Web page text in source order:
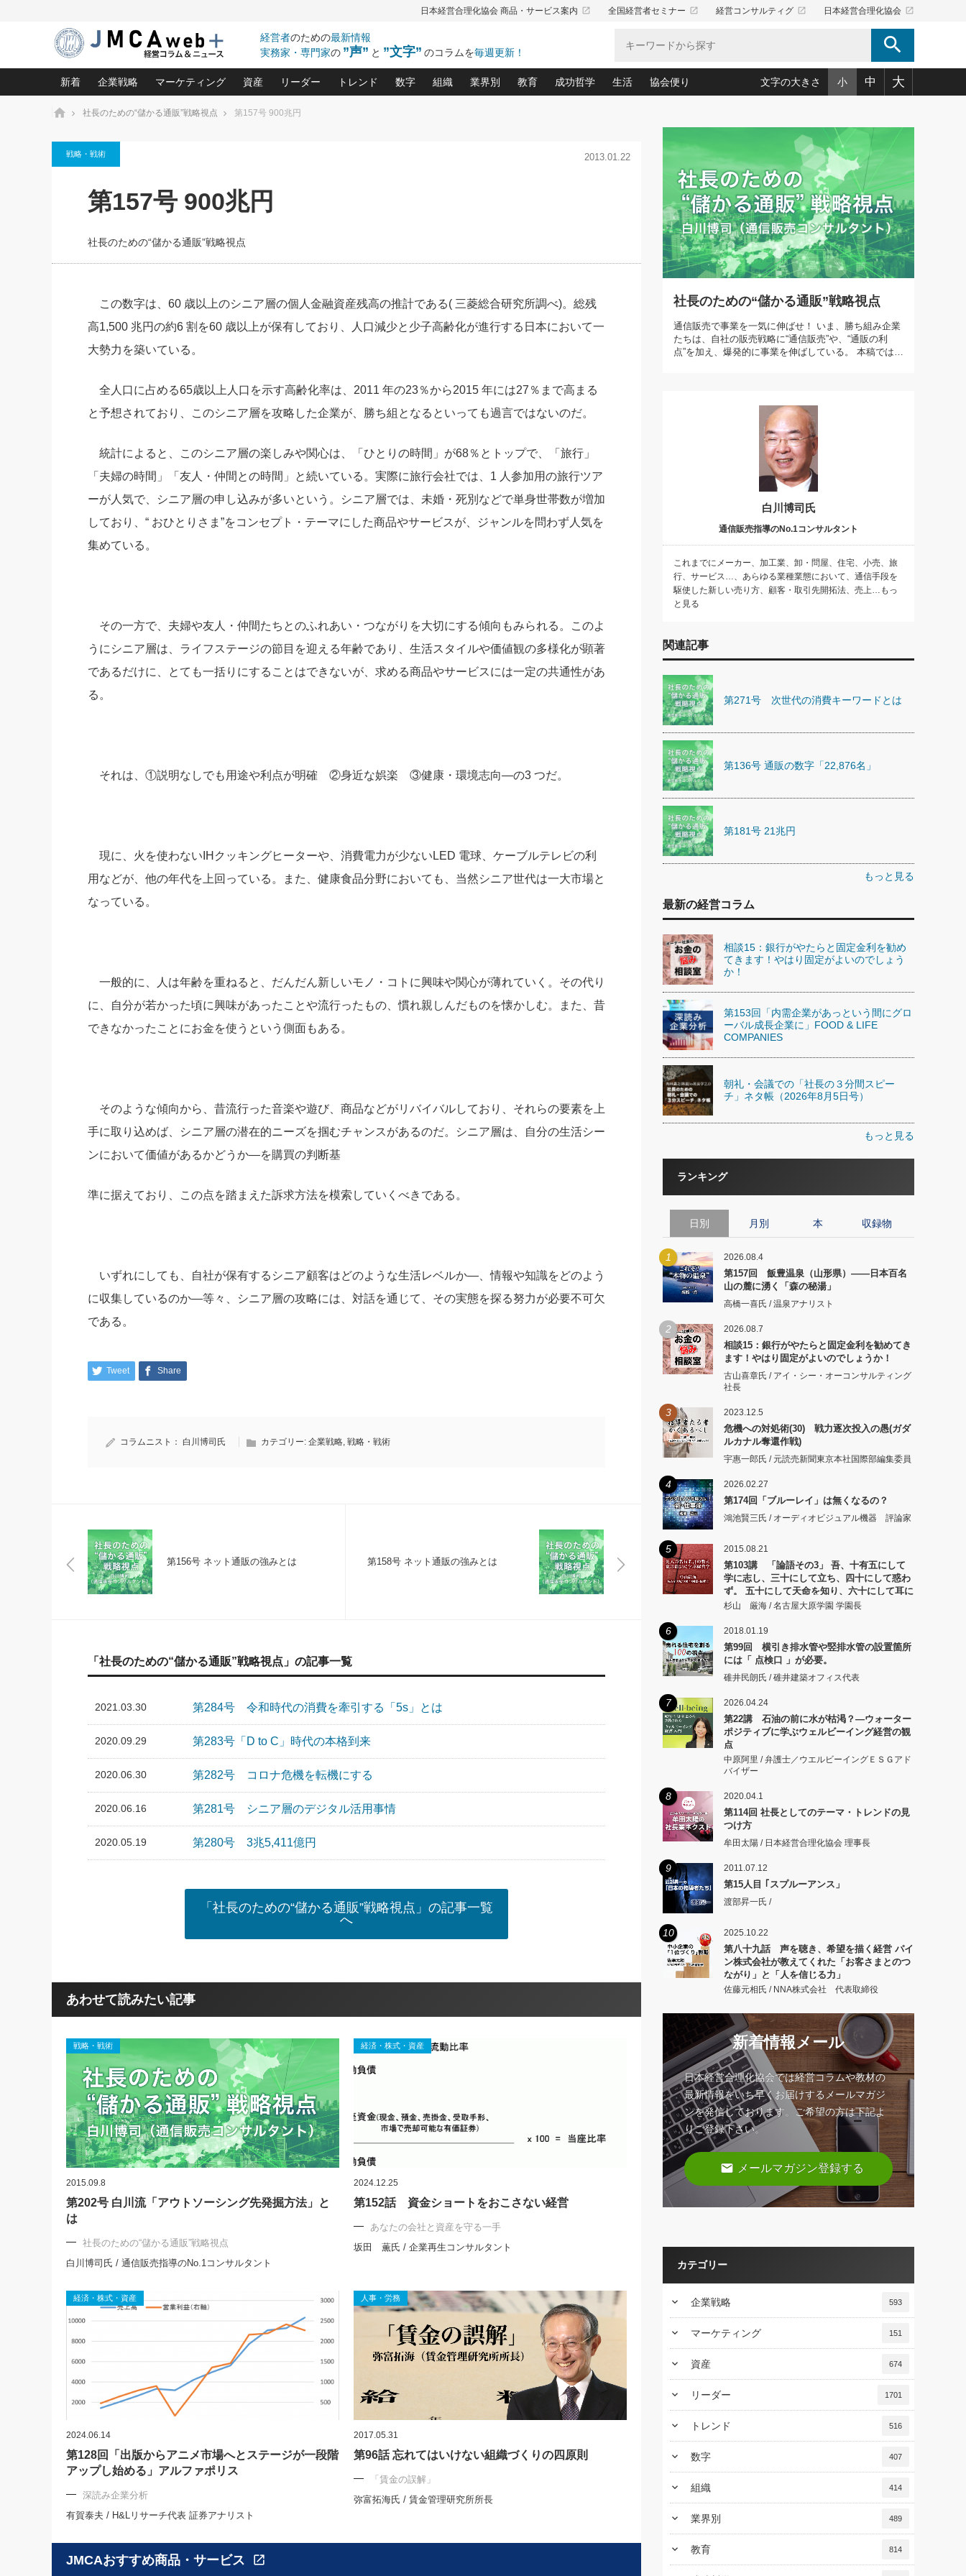
日本経営合理化協会 商品・サービス案内 launch 全国経営者セミナー launch 経営コンサルティグ launch 日本経営合理化協会 launch
経営者のための最新情報
実務家・専門家の ”声” と ”文字” のコラムを毎週更新！ search
新着
がよいのでしょうか！
2026.08.7
FOOD & LIFE COMPANIES
日号）
2026.08.5
第86回 「言葉狩り」
もっとみる
企業戦略
中小企業の「１位づくり」戦略(96)
利益を最大化する「業務改善」横田尚哉氏(5)
強い会社を築く ビジネス・クリニック(240)
日本レーザー「人を大切にしながら利益を上げる経営」の極意
武器としてのM&A入門(3)
継続経営 百話百行(85)
野田久美子 香港ビジネス成功法(10)
マーケティング
ロングセラーの玉手箱(9)
は(5)
最高の自分を表現する 成功イメージ戦略(77)
資産
中国経済の最新動向(204)
事業承継の前に、決めておきたい、知っておきたい、やってお
リーダー
次もあなたにお願いしたいと思われる「一流の仕事術」(28)
社長の口ぐせ経営哲学(100)
トレンド 数字
賢い社長の「経理財務の見どころ・勘どころ・ツッコミどこ
ろ」(149)
組織
顧客・社員・社会から支持される「ウェルビーイング経営入
業界別
大久保一彦の“流行る”お店の仕組みづくり(210)
教育
あなただからお願いしたいと思われる 気配りの達人(127)
クレーム対応の新知識と新常識(57)
デキル社員に育てる！ 社員教育の決め手(203)
東川鷹年の「中小企業の人育て」(38)
欧米資産家に学ぶ二世教育(100)
社長のための“全員営業”(30)
成功哲学
令和時代の「社長の人間力の磨き方」(86)
先人の名句名言の教え 東洋思想に学ぶ経営学(132)
渡部昇一の「日本の指導者たち」(32)
経営に活かす“十八史略”(30)
生活
おのころ心平の ──社長のための「か・ら・だマネジメント」
(50)
デジタルＡＶを味方に！新・仕事術(180)
リーダー脳の鍛え方(32)
ワインを楽しむ基礎レッスン(12)
必読！社長が読むべき今月の4冊(88)
眼と耳で楽しむ読書術(162)
社長の「氣」(30)
米国スポーツ・ビジネスに学ぶ心理学(98)
高橋一喜の『これぞ！"本物の温泉"』(157)
協会便り
「愛読者通信」著者インタビュー(44)
ビジネス見聞録 経営ニュース(100)
作間信司の経営無形庵(けいえいむぎょうあん)(166)
経営セミナー情報局(1)
繁栄への着眼点 牟田太陽(76)
講話を聞いて学ぼう 実学・耳学・磨く「ミミガク」のすすめ
(7)
文字の大きさ 小 中 大
ホーム 社長のための“儲かる通販”戦略視点 第157号 900兆円
戦略・戦術 2013.01.22
第157号 900兆円
社長のための“儲かる通販”戦略視点
この数字は、60 歳以上のシニア層の個人金融資産残高の推計である( 三菱総合研究所調べ)。総残
高1,500 兆円の約6 割を60 歳以上が保有しており、人口減少と少子高齢化が進行する日本において一
大勢力を築いている。
全人口に占める65歳以上人口を示す高齢化率は、2011 年の23％から2015 年には27％まで高まる
と予想されており、このシニア層を攻略した企業が、勝ち組となるといっても過言ではないのだ。
統計によると、このシニア層の楽しみや関心は、「ひとりの時間」が68％とトップで、「旅行」
「夫婦の時間」「友人・仲間との時間」と続いている。実際に旅行会社では、1 人参加用の旅行ツア
ーが人気で、シニア層の申し込みが多いという。シニア層では、未婚・死別などで単身世帯数が増加
しており、“ おひとりさま”をコンセプト・テーマにした商品やサービスが、ジャンルを問わず人気を
集めている。
その一方で、夫婦や友人・仲間たちとのふれあい・つながりを大切にする傾向もみられる。このよ
うにシニア層は、ライフステージの節目を迎える年齢であり、生活スタイルや価値観の多様化が顕著
であるだけに、とても一括りにすることはできないが、求める商品やサービスには一定の共通性があ
る。
それは、①説明なしでも用途や利点が明確 ②身近な娯楽 ③健康・環境志向―の3 つだ。
現に、火を使わないIHクッキングヒーターや、消費電力が少ないLED 電球、ケーブルテレビの利
用などが、他の年代を上回っている。また、健康食品分野においても、当然シニア世代は一大市場と
なっている。
一般的に、人は年齢を重ねると、だんだん新しいモノ・コトに興味や関心が薄れていく。その代り
に、自分が若かった頃に興味があったことや流行ったもの、慣れ親しんだものを懐かしむ。また、昔
できなかったことにお金を使うという側面もある。
そのような傾向から、昔流行った音楽や遊び、商品などがリバイバルしており、それらの要素を上
手に取り込めば、シニア層の潜在的ニーズを掴むチャンスがあるのだ。シニア層は、自分の生活シー
ンにおいて価値があるかどうか―を購買の判断基
準に据えており、この点を踏まえた訴求方法を模索していくべきである。
いずれにしても、自社が保有するシニア顧客はどのような生活レベルか―、情報や知識をどのよう
に収集しているのか―等々、シニア層の攻略には、対話を通じて、その実態を探る努力が必要不可欠
である。
Tweet Share
コラムニスト： 白川博司氏 カテゴリー: 企業戦略, 戦略・戦術
第156号 ネット通販の強みとは 第158号 ネット通販の強みとは
「社長のための“儲かる通販”戦略視点」の記事一覧
2021.03.30 第284号 令和時代の消費を牽引する「5s」とは
2020.09.29 第283号「D to C」時代の本格到来
2020.06.30 第282号 コロナ危機を転機にする
2020.06.16 第281号 シニア層のデジタル活用事情
2020.05.19 第280号 3兆5,411億円
「社長のための“儲かる通販”戦略視点」の記事一覧
へ
あわせて読みたい記事
戦略・戦術
2015.09.8
第202号 白川流「アウトソーシング先発掘方法」と
は
社長のための“儲かる通販”戦略視点
白川博司氏 / 通信販売指導のNo.1コンサルタント
経済・株式・資産
2024.12.25
第152話 資金ショートをおこさない経営
あなたの会社と資産を守る一手
坂田 薫氏 / 企業再生コンサルタント
経済・株式・資産
2024.06.14
第128回「出版からアニメ市場へとステージが一段階
アップし始める」アルファポリス
深読み企業分析
有賀泰夫 / H&Lリサーチ代表 証券アナリスト
人事・労務
2017.05.31
第96話 忘れてはいけない組織づくりの四原則
「賃金の誤解」
弥富拓海氏 / 賃金管理研究所所長
JMCAおすすめ商品・サービス open_in_new
社長のための“儲かる通販”戦略視点
通信販売で事業を一気に伸ばせ！ いま、勝ち組み企業
たちは、自社の販売戦略に“通信販売”や、“通販の利
点”を加え、爆発的に事業を伸ばしている。 本稿では…
白川博司氏
通信販売指導のNo.1コンサルタント
これまでにメーカー、加工業、卸・問屋、住宅、小売、旅
行、サービス…、あらゆる業種業態において、通信手段を
駆使した新しい売り方、顧客・取引先開拓法、売上…もっ
と見る
関連記事
第271号 次世代の消費キーワードとは
第136号 通販の数字「22,876名」
第181号 21兆円
もっと見る
最新の経営コラム
相談15：銀行がやたらと固定金利を勧め
てきます！やはり固定がよいのでしょう
か！
第153回「内需企業があっという間にグロ
ーバル成長企業に」FOOD & LIFE
COMPANIES
朝礼・会議での「社長の３分間スピー
チ」ネタ帳（2026年8月5日号）
もっと見る
ランキング
日別 月別 本 収録物
1 2026.08.4
第157回 飯豊温泉（山形県）――日本百名
山の麓に湧く「森の秘湯」
高橋一喜氏 / 温泉アナリスト
2 2026.08.7
相談15：銀行がやたらと固定金利を勧めてき
ます！やはり固定がよいのでしょうか！
古山喜章氏 / アイ・シー・オーコンサルティング
社長
3 2023.12.5
危機への対処術(30) 戦力逐次投入の愚(ガダ
ルカナル奪還作戦)
宇惠一郎氏 / 元読売新聞東京本社国際部編集委員
4 2026.02.27
第174回「ブルーレイ」は無くなるの？
鴻池賢三氏 / オーディオビジュアル機器 評論家
5 2015.08.21
第103講 「論語その3」 吾、十有五にして
学に志し、三十にして立ち、四十にして惑わ
ず。 五十にして天命を知り、六十にして耳に
従い、 七十にして心の欲するところに従いて
杉山 厳海 / 名古屋大原学園 学園長
6 2018.01.19
第99回 横引き排水管や竪排水管の設置箇所
には「 点検口 」が必要。
碓井民朗氏 / 碓井建築オフィス代表
7 2026.04.24
第22講 石油の前に水が枯渇？―ウォーター
ポジティブに学ぶウェルビーイング経営の観
点
中原阿里 / 弁護士／ウエルビーイングＥＳＧアド
バイザー
8 2020.04.1
第114回 社長としてのテーマ・トレンドの見
つけ方
牟田太陽 / 日本経営合理化協会 理事長
9 2011.07.12
第15人目 ｢スプルーアンス」
渡部昇一氏 /
10 2025.10.22
第八十九話 声を聴き、希望を描く経営 パイ
ン株式会社が教えてくれた「お客さまとのつ
ながり」と「人を信じる力」
佐藤元相氏 / NNA株式会社 代表取締役
新着情報メール
日本経営合理化協会では経営コラムや教材の
最新情報をいち早くお届けするメールマガジ
ンを発信しております。ご希望の方は下記よ
りご登録下さい。
email メールマガジン登録する
カテゴリー
keyboard_arrow_down 企業戦略 593
keyboard_arrow_down マーケティング 151
keyboard_arrow_down 資産 674
keyboard_arrow_down リーダー 1701
keyboard_arrow_down トレンド 516
keyboard_arrow_down 数字 407
keyboard_arrow_down 組織 414
keyboard_arrow_down 業界別 489
keyboard_arrow_down 教育 814